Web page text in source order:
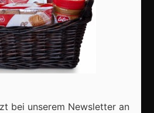
bei unserem Newsletter an